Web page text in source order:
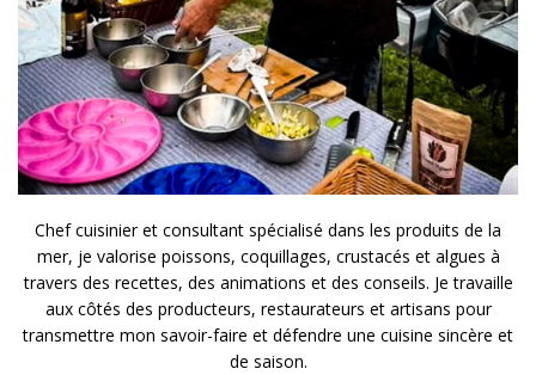
Chef cuisinier et consultant spécialisé dans les produits de la
mer, je valorise poissons, coquillages, crustacés et algues à
travers des recettes, des animations et des conseils. Je travaille
aux côtés des producteurs, restaurateurs et artisans pour
transmettre mon savoir-faire et défendre une cuisine sincère et
de saison.